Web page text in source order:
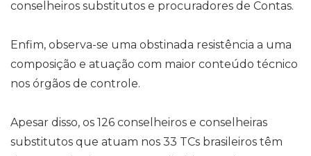
conselheiros substitutos e procuradores de Contas.
Enfim, observa-se uma obstinada resistência a uma
composição e atuação com maior conteúdo técnico
nos órgãos de controle.
Apesar disso, os 126 conselheiros e conselheiras
substitutos que atuam nos 33 TCs brasileiros têm